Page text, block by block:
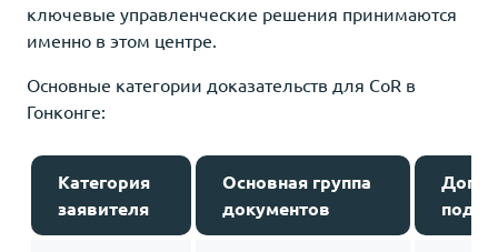
ключевые управленческие решения принимаются
именно в этом центре.
Основные категории доказательств для CoR в
Гонконге:
Категория
заявителя
Основная группа
документов